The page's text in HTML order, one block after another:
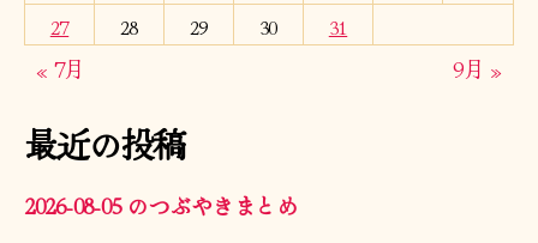
27
28 29 30 31
« 7月 9月 »
最近の投稿
2026-08-05 のつぶやきまとめ